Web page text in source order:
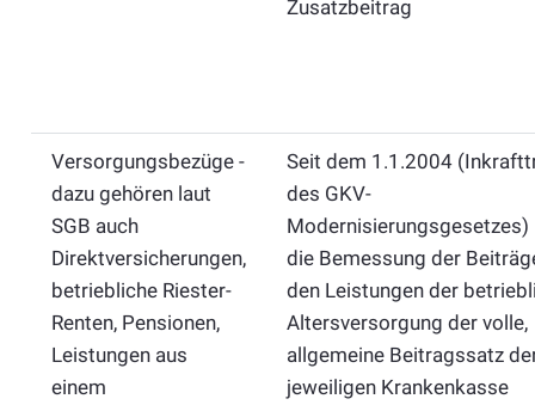
Zusatzbeitrag
Versorgungsbezüge -
dazu gehören laut
SGB auch
Direktversicherungen,
betriebliche Riester-
Renten, Pensionen,
Leistungen aus
einem
Seit dem 1.1.2004
des GKV-
Modernisierungsgesetzes)
die Bemessung der
den Leistungen der
Altersversorgung der volle,
allgemeine Beitragssatz
jeweiligen Krankenkasse